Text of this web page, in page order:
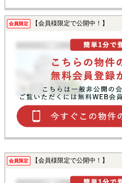
会員限定 【会員様限定で公開中！】
会員限定 【会員様限定で公開中！】